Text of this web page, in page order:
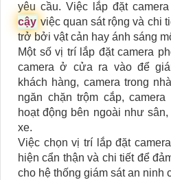
yêu cầu. Việc lắp đặt
cậy việc quan sát rộng và chi
trở bởi vật cản hay ánh sáng
Một số vị trí lắp đặt camera
camera ở cửa ra vào để
khách hàng, camera trong
ngăn chặn trộm cắp,
hoạt động bên ngoài như
xe.
Việc chọn vị trí lắp đặt
hiện cẩn thận và chi tiết để
cho hệ thống giám sát an ninh